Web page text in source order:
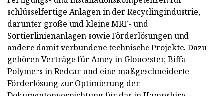
schlüsselfertige Anlagen in der Recyclingindustrie,
darunter große und kleine MRF- und
Sortierlinienanlagen sowie Förderlösungen und
andere damit verbundene technische Projekte. Dazu
gehören Verträge für Amey in Gloucester, Biffa
Polymers in Redcar und eine maßgeschneiderte
Förderlösung zur Optimierung der